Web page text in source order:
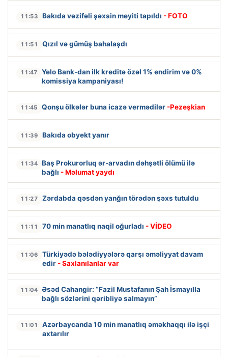
11:53 Bakıda vəzifəli şəxsin meyiti tapıldı - FOTO
11:51 Qızıl və gümüş bahalaşdı
11:47
Yelo Bank-dan ilk kreditə özəl 1% endirim və 0%
komissiya kampaniyası!
11:45 Qonşu ölkələr buna icazə vermədilər -Pezeşkian
11:39 Bakıda obyekt yanır
11:34 Baş Prokurorluq ər-arvadın dəhşətli ölümü ilə
bağlı - Məlumat yaydı
11:27 Zərdabda qəsdən yanğın törədən şəxs tutuldu
11:11 70 min manatlıq naqil oğurladı - VİDEO
11:06
Türkiyədə bələdiyyələrə qarşı əməliyyat davam
edir - Saxlanılanlar var
11:04
Əsəd Cahangir: “Fazil Mustafanın Şah İsmayılla
bağlı sözlərini qəribliyə salmayın”
11:01
Azərbaycanda 10 min manatlıq əməkhaqqı ilə işçi
axtarılır